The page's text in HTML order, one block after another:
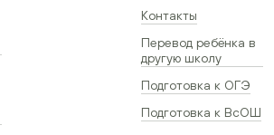
Контакты
Перевод ребёнка в
другую школу
Подготовка к ОГЭ
Подготовка к ВсОШ